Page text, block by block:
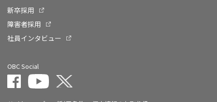
新卒採用
障害者採用
社員インタビュー
OBC Social